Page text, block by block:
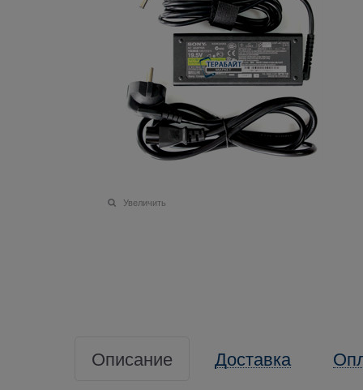
Увеличить
Описание Доставка